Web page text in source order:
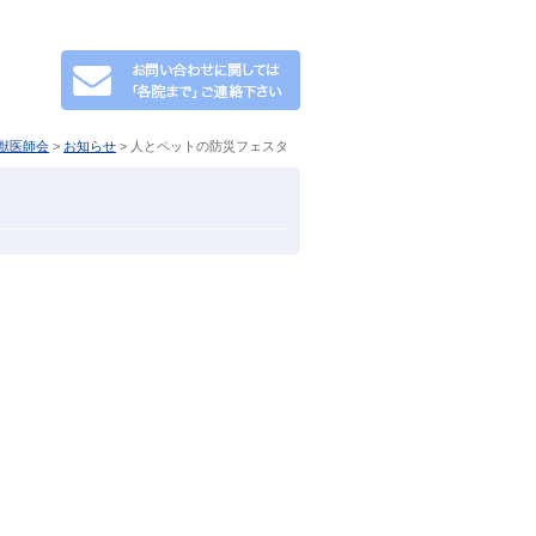
医師会 > お知らせ > 人とペットの防災フェスタ